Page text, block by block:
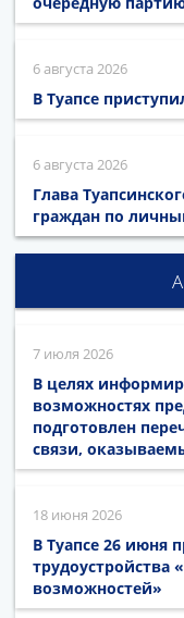
6 августа 2026
В Туапсе
6 августа 2026
Глава
граждан по
7 июля 2026
В целях
возможностях
подготовлен
связи,
18 июня 2026
В Туапсе 26 июня
трудоустройства
возможностей»